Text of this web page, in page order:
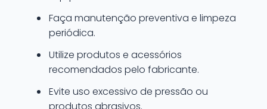
Faça manutenção preventiva e limpeza
periódica.
Utilize produtos e acessórios
recomendados pelo fabricante.
Evite uso excessivo de pressão ou